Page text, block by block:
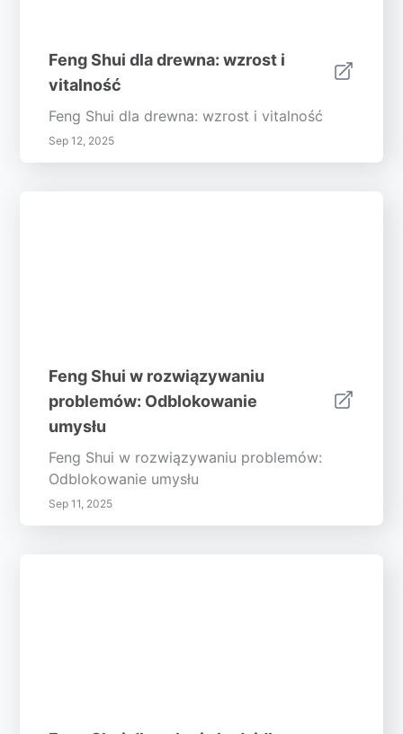
Feng Shui dla drewna: wzrost i
vitalność
Feng Shui dla drewna: wzrost i vitalność
Sep 12, 2025
Feng Shui w rozwiązywaniu
problemów: Odblokowanie
umysłu
Feng Shui w rozwiązywaniu problemów:
Odblokowanie umysłu
Sep 11, 2025